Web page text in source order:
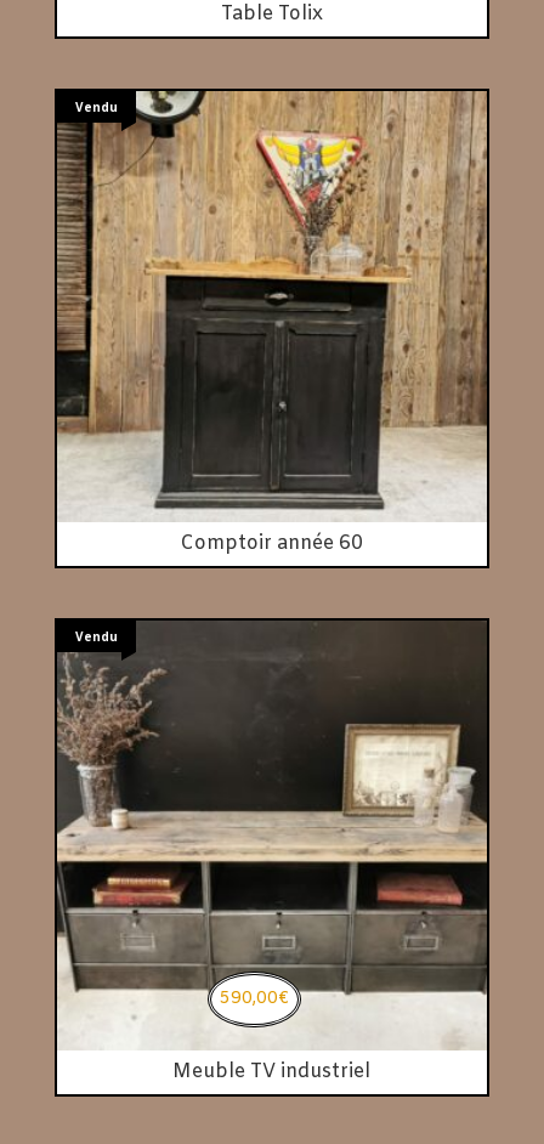
Table Tolix
Vendu
Comptoir année 60
Vendu
Meuble TV industriel
590,00€